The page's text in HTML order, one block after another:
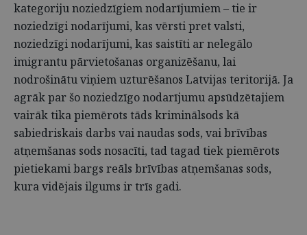
kategoriju noziedzīgiem nodarījumiem – tie ir
noziedzīgi nodarījumi, kas vērsti pret valsti,
noziedzīgi nodarījumi, kas saistīti ar nelegālo
imigrantu pārvietošanas organizēšanu, lai
nodrošinātu viņiem uzturēšanos Latvijas teritorijā. Ja
agrāk par šo noziedzīgo nodarījumu apsūdzētajiem
vairāk tika piemērots tāds kriminālsods kā
sabiedriskais darbs vai naudas sods, vai brīvības
atņemšanas sods nosacīti, tad tagad tiek piemērots
pietiekami bargs reāls brīvības atņemšanas sods,
kura vidējais ilgums ir trīs gadi.